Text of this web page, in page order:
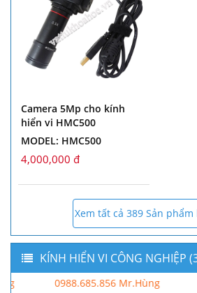
Camera 5Mp cho kính
hiển vi HMC500
MODEL: HMC500
4,000,000 đ
Xem tất cả 389 Sản phẩm
KÍNH HIỂN VI CÔNG NGHIỆP
0988.685.856 Mr.Hùng